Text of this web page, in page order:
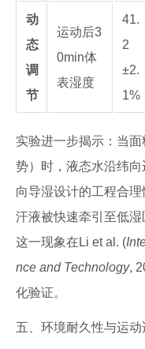
动
态
调
节
运动后3
0min体
表湿度
41.
2
±2.
1%
实验进一步揭示：当
势）时，液态水沿纬
向导湿设计的工程合
汗液被快速牵引至低
这一现象在Li et al. (
nce and Technology,
化验证。
五、环境耐久性与运